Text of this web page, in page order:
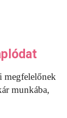
megfelelőnek
munkába,